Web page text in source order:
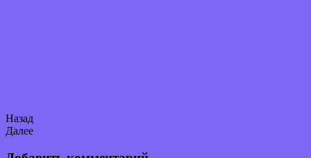
Назад
Далее